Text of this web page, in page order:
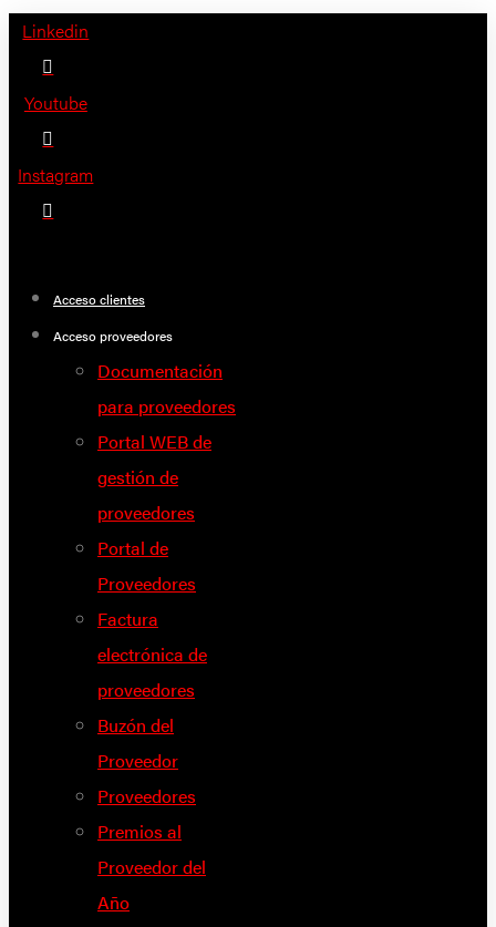
Saltar
contenido
Linkedin
Youtube
Instagram
Acceso clientes
Acceso proveedores
Documentación
para proveedores
Portal WEB de
gestión de
proveedores
Portal de
Proveedores
Factura
electrónica de
proveedores
Buzón del
Proveedor
Proveedores
Premios al
Proveedor del
Año